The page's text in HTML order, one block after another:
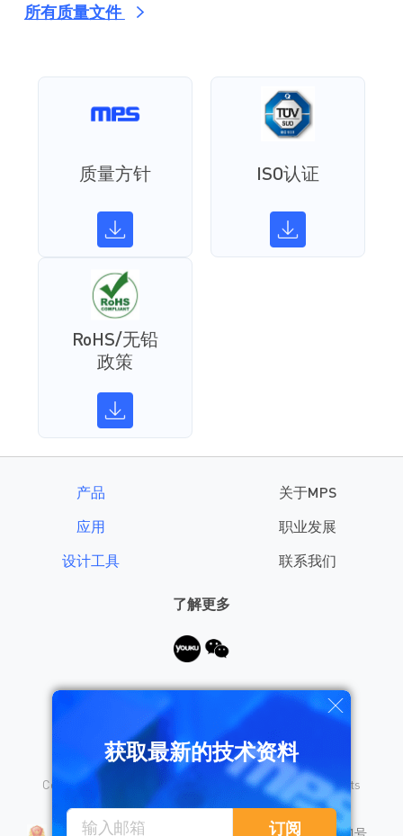
所有质量文件
质量方针 ISO认证
RoHS/无铅
政策
产品
应用
设计工具
关于MPS
职业发展
联系我们
了解更多
需要帮助？
Copyright © 2026 Monolithic Power Systems, Inc. All rights
沪公网安备 31010402008155号
获取最新的技术资料
订阅